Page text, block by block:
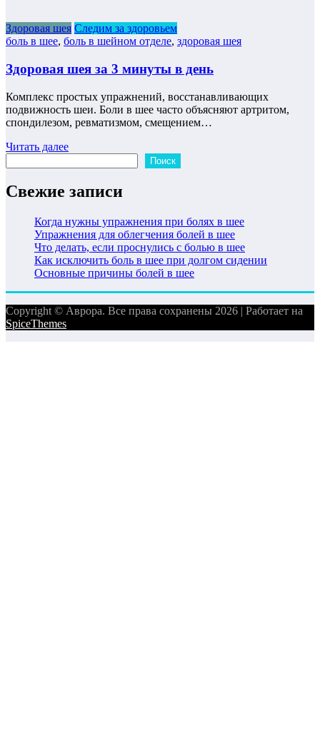
Здоровая шея Следим за здоровьем
боль в шее, боль в шейном отделе, здоровая шея
Здоровая шея за 3 минуты в день
Комплекс простых упражнений, восстанавливающих
подвижность шеи. Боли в шее часто объясняют артритом,
спондилезом, ревматизмом, смещением…
Читать далее
Поиск
Свежие записи
Когда нужны упражнения при болях в шее
Упражнения для облегчения болей в шее
Что делать, если проснулись с болью в шее
Как исключить боль в шее при долгом сидении
Основные причины болей в шее
Copyright © Аврора. Все права сохранены 2026 | Работает на
SpiceThemes